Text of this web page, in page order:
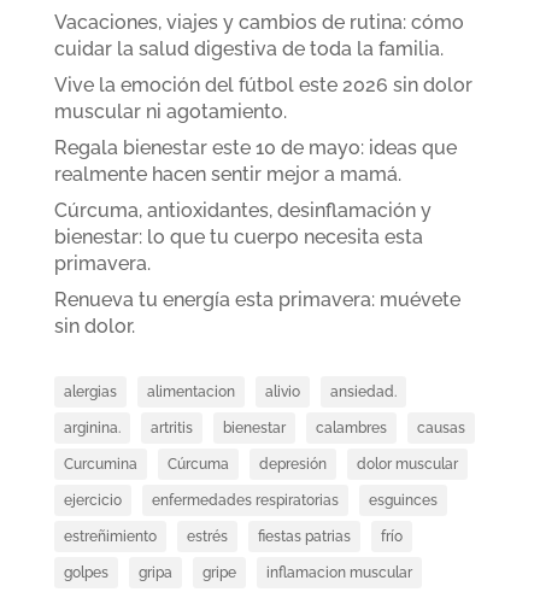
Vacaciones, viajes y cambios de rutina: cómo
cuidar la salud digestiva de toda la familia.
Vive la emoción del fútbol este 2026 sin dolor
muscular ni agotamiento.
Regala bienestar este 10 de mayo: ideas que
realmente hacen sentir mejor a mamá.
Cúrcuma, antioxidantes, desinflamación y
bienestar: lo que tu cuerpo necesita esta
primavera.
Renueva tu energía esta primavera: muévete
sin dolor.
alergias alimentacion alivio ansiedad.
arginina. artritis bienestar calambres causas
Curcumina Cúrcuma depresión dolor muscular
ejercicio enfermedades respiratorias esguinces
estreñimiento estrés fiestas patrias frío
golpes gripa gripe inflamacion muscular